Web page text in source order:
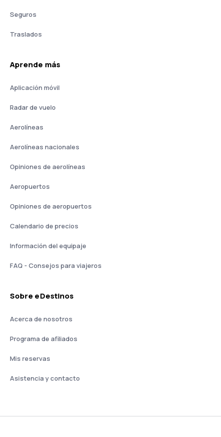
Seguros
Traslados
Aprende más
Aplicación móvil
Radar de vuelo
Aerolíneas
Aerolíneas nacionales
Opiniones de aerolíneas
Aeropuertos
Opiniones de aeropuertos
Calendario de precios
Información del equipaje
FAQ - Consejos para viajeros
Sobre eDestinos
Acerca de nosotros
Programa de afiliados
Mis reservas
Asistencia y contacto